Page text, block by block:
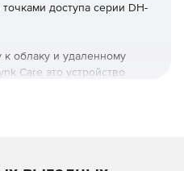
доступа серии DH-
к облаку и удаленному
Care это устройство